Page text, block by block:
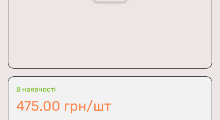
В наявності
475.00 грн/шт